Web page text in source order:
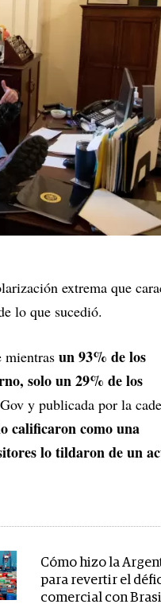
extrema que
lo que sucedió.
mientras un 93% de los
solo un 29% de los
y publicada por la
calificaron como una
lo tildaron de un
Cómo hizo la
para revertir el
comercial con